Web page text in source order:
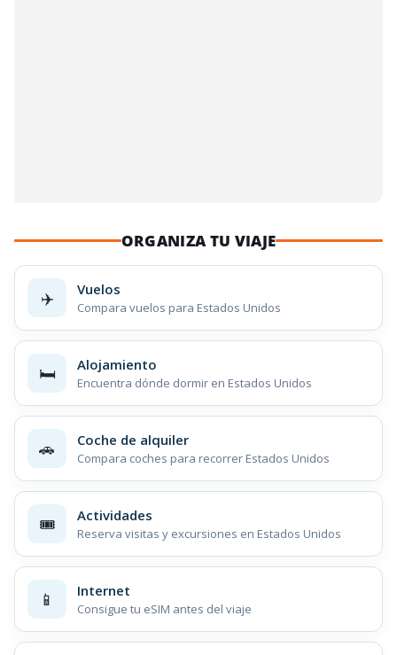
ORGANIZA TU VIAJE
✈️ Vuelos
Compara vuelos para Estados Unidos
🛏️ Alojamiento
Encuentra dónde dormir en Estados Unidos
🚗 Coche de alquiler
Compara coches para recorrer Estados Unidos
🎟️ Actividades
Reserva visitas y excursiones en Estados Unidos
📱 Internet
Consigue tu eSIM antes del viaje